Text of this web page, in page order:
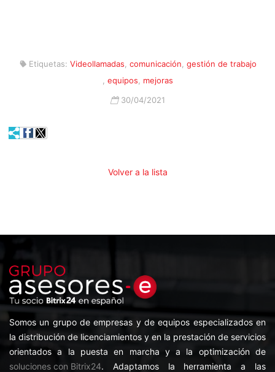
Etiquetas: Videollamadas, comunicación, gestión de trabajo
, equipos, mejoras
30/04/2021
Volver a la lista
Somos un grupo de empresas y de equipos especializados en
la distribución de licenciamientos y en la prestación de servicios
orientados a la puesta en marcha y a la optimización de
soluciones con Bitrix24. Adaptamos la herramienta a las